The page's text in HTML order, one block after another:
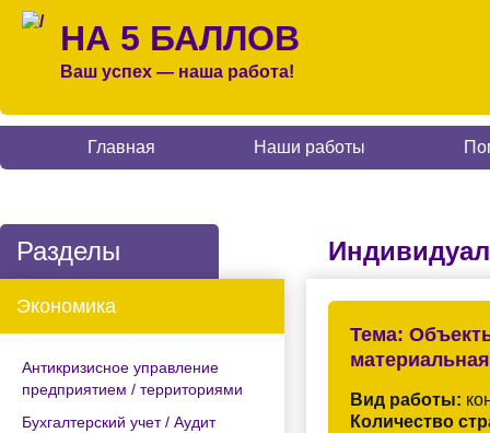
НА 5 БАЛЛОВ
Ваш успех — наша работа!
Главная Наши работы
Разделы
Экономика
Антикризисное управление
предприятием / территориями
Бухгалтерский учет / Аудит
Тема:
Вид работы:
Количество